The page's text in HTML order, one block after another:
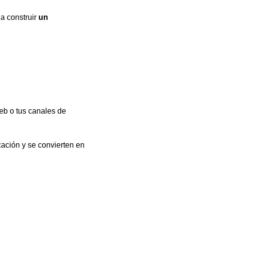
construir un
o tus canales de
y se convierten en